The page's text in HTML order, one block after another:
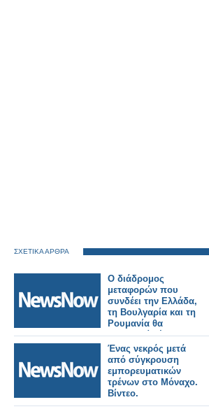
ΣΧΕΤΙΚΑ ΑΡΘΡΑ
Ο διάδρομος
μεταφορών που
συνδέει την Ελλάδα,
τη Βουλγαρία και τη
Ρουμανία θα
επεκταθεί μέχρι την
Ουκρανία.
Ένας νεκρός μετά
από σύγκρουση
εμπορευματικών
τρένων στο Μόναχο.
Βίντεο.